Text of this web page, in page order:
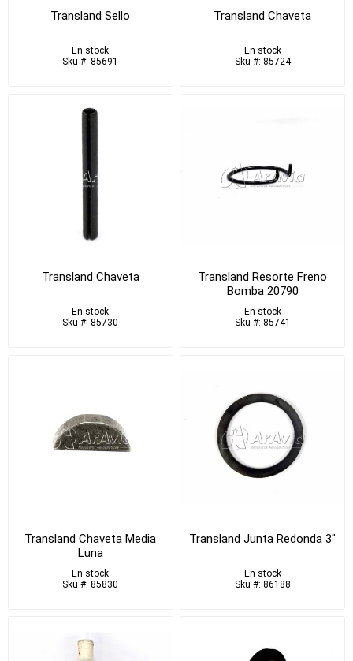
Transland Sello
En stock
Sku #: 85691
Transland Chaveta
En stock
Sku #: 85724
Transland Chaveta
En stock
Sku #: 85730
Transland Resorte Freno
Bomba 20790
En stock
Sku #: 85741
Transland Chaveta Media
Luna
En stock
Sku #: 85830
Transland Junta Redonda 3"
En stock
Sku #: 86188